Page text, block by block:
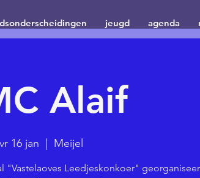
jeugd agenda
Alaif
vr 16 jan Meijel
"Vastelaoves Leedjeskonkoer"